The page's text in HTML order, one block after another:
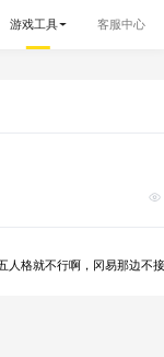
游戏工具 客服中心
人格就不行啊，冈易那边不